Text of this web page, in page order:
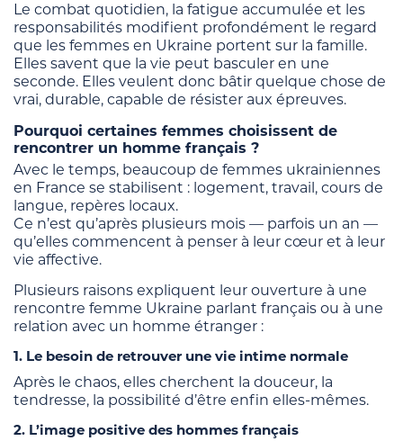
Le combat quotidien, la fatigue accumulée et les
responsabilités modifient profondément le regard
que les femmes en Ukraine portent sur la famille.
Elles savent que la vie peut basculer en une
seconde. Elles veulent donc bâtir quelque chose de
vrai, durable, capable de résister aux épreuves.
Pourquoi certaines femmes choisissent de
rencontrer un homme français ?
Avec le temps, beaucoup de femmes ukrainiennes
en France se stabilisent : logement, travail, cours de
langue, repères locaux.
Ce n’est qu’après plusieurs mois — parfois un an —
qu’elles commencent à penser à leur cœur et à leur
vie affective.
Plusieurs raisons expliquent leur ouverture à une
rencontre femme Ukraine parlant français ou à une
relation avec un homme étranger :
1. Le besoin de retrouver une vie intime normale
Après le chaos, elles cherchent la douceur, la
tendresse, la possibilité d’être enfin elles-mêmes.
2. L’image positive des hommes français